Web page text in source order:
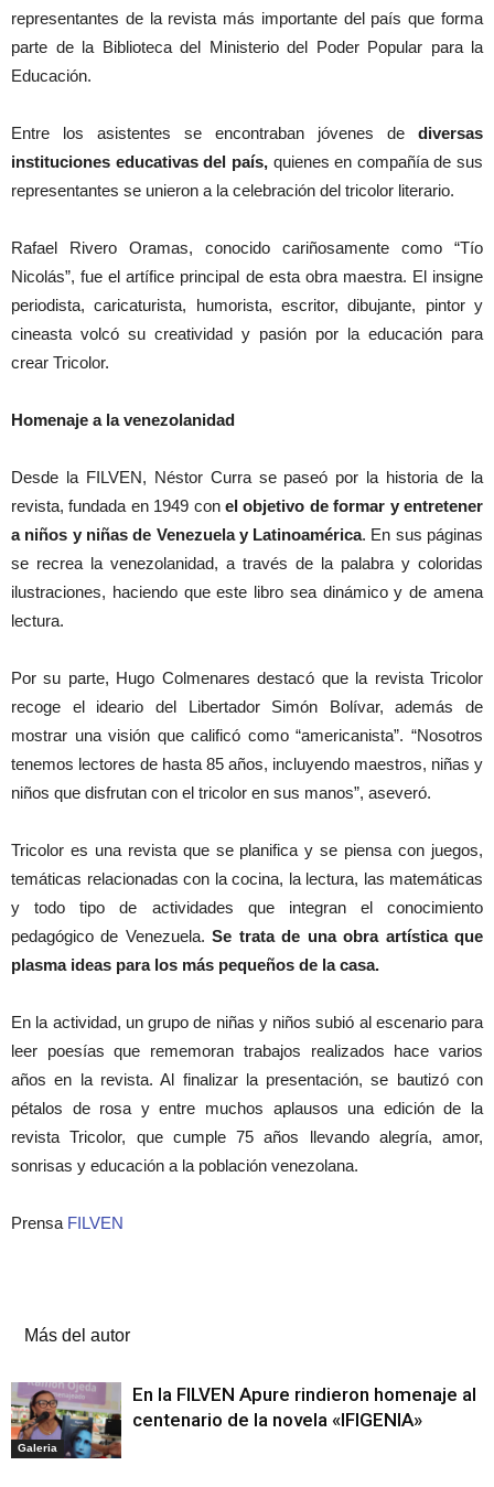
representantes de la revista más importante del país que forma
parte de la Biblioteca del Ministerio del Poder Popular para la
Educación.
Entre los asistentes se encontraban jóvenes de diversas
instituciones educativas del país,quienes en compañía de sus
representantes se unieron a la celebración del tricolor literario.
Rafael Rivero Oramas, conocido cariñosamente como “Tío
Nicolás”, fue el artífice principal de esta obra maestra. El insigne
periodista, caricaturista, humorista, escritor, dibujante, pintor y
cineasta volcó su creatividad y pasión por la educación para
crear Tricolor.
Homenaje a la venezolanidad
Desde la FILVEN, Néstor Curra se paseó por la historia de la
revista, fundada en 1949 con el objetivo de formar y entretener
a niños y niñas de Venezuela y Latinoamérica. En sus páginas
se recrea la venezolanidad, a través de la palabra y coloridas
ilustraciones, haciendo que este libro sea dinámico y de amena
lectura.
Por su parte, Hugo Colmenares destacó que la revista Tricolor
recoge el ideario del Libertador Simón Bolívar, además de
mostrar una visión que calificó como “americanista”. “Nosotros
tenemos lectores de hasta 85 años, incluyendo maestros, niñas y
niños que disfrutan con el tricolor en sus manos”, aseveró.
Tricolor es una revista que se planifica y se piensa con juegos,
temáticas relacionadas con la cocina, la lectura, las matemáticas
y todo tipo de actividades que integran el conocimiento
pedagógico de Venezuela.Se trata de una obra artística que
plasma ideas para los más pequeños de la casa.
En la actividad, un grupo de niñas y niños subió al escenario para
leer poesías que rememoran trabajos realizados hace varios
años en la revista. Al finalizar la presentación, se bautizó con
pétalos de rosa y entre muchos aplausos una edición de la
revista Tricolor, que cumple 75 años llevando alegría, amor,
sonrisas y educación a la población venezolana.
Prensa FILVEN
Más del autor
Galeria
En la FILVEN Apure rindieron homenaje al
centenario de la novela «IFIGENIA»